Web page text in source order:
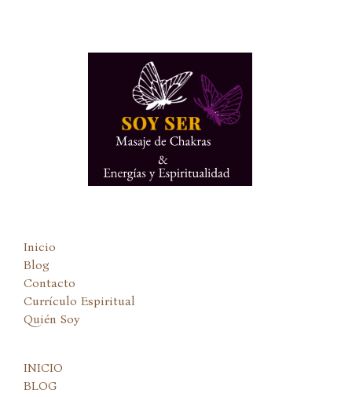
Inicio
Blog
Contacto
Currículo Espiritual
Quién Soy
INICIO
BLOG